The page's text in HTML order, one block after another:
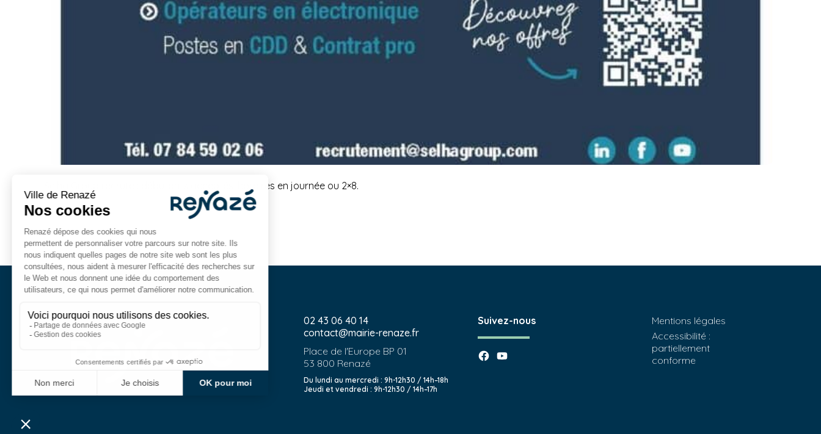
Selha Group recrute : débutants acceptés, horaires en journée ou 2×8.
02 43 06 40 14
contact@mairie-renaze.fr
Place de l'Europe BP 01
53 800 Renazé
Du lundi au mercredi : 9h-12h30 / 14h–18h
Jeudi et vendredi : 9h-12h30 / 14h–17h
Suivez-nous
Mentions légales
Accessibilité :
partiellement
conforme